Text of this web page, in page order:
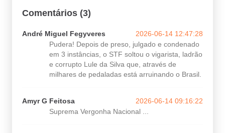
Comentários (3)
André Miguel Fegyveres
2026-06-14 12:47:28
Pudera! Depois de preso, julgado e condenado
em 3 instâncias, o STF soltou o vigarista, ladrão
e corrupto Lule da Silva que, através de
milhares de pedaladas está arruinando o Brasil.
Amyr G Feitosa
2026-06-14 09:16:22
Suprema Vergonha Nacional ...